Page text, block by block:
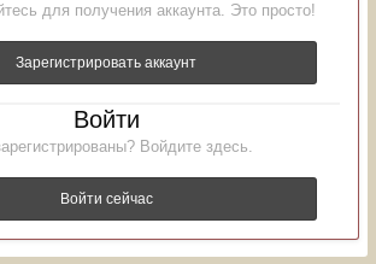
для получения аккаунта. Это просто!
Зарегистрировать аккаунт
Войти
Войдите здесь.
Войти сейчас